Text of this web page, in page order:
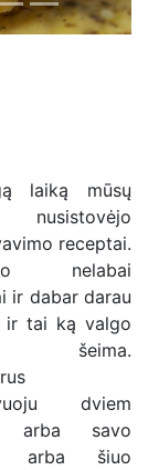
laiką mūsų
nusistovėjo
receptai.
nelabai
ir dabar darau
tai ką valgo
šeima.
dviem
arba savo
arba šiuo